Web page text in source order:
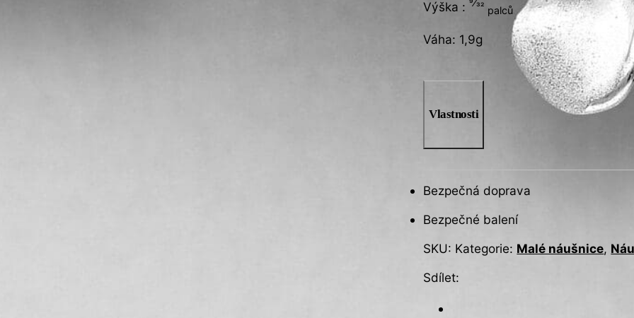
Výška : palců
Váha: 1,9g
Vlastnosti
Bezpečná doprava
Bezpečné balení
SKU: Kategorie: Malé náušnice,
Sdílet: